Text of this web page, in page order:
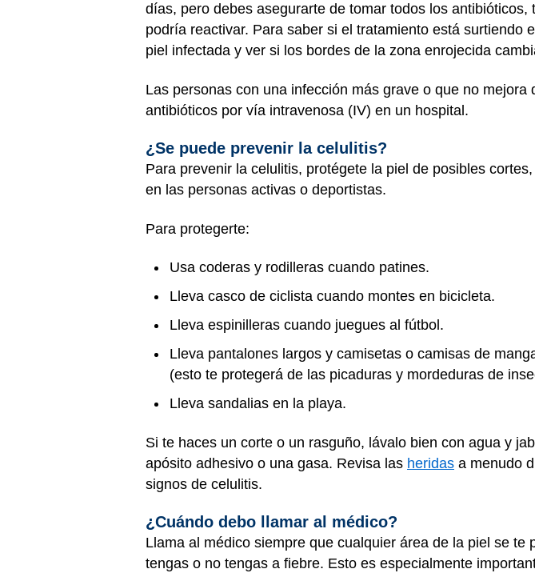
días, pero debes asegurarte de tomar todos los
podría reactivar. Para saber si el tratamiento está
piel infectada y ver si los bordes de la zona enrojecida
Las personas con una infección más grave o que no
antibióticos por vía intravenosa (IV) en un hospital.
¿Se puede prevenir la celulitis?
Para prevenir la celulitis, protégete la piel de posibles
en las personas activas o deportistas.
Para protegerte:
Usa coderas y rodilleras cuando patines.
Lleva casco de ciclista cuando montes en bicicleta.
Lleva espinilleras cuando juegues al fútbol.
Lleva pantalones largos y camisetas o camisas de
(esto te protegerá de las picaduras y mordeduras de
Lleva sandalias en la playa.
Si te haces un corte o un rasguño, lávalo bien con agua y
apósito adhesivo o una gasa. Revisa las heridas a menudo
signos de celulitis.
¿Cuándo debo llamar al médico?
Llama al médico siempre que cualquier área de la piel se
tengas o no tengas a fiebre. Esto es especialmente